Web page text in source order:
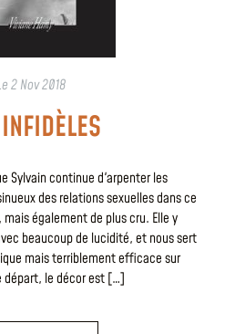
2 Nov 2018
Sylvain continue d'arpenter les
des relations sexuelles dans ce
également de plus cru. Elle y
beaucoup de lucidité, et nous sert
mais terriblement efficace sur
départ, le décor est […]